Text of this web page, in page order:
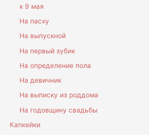
к 9 мая
На пасху
На выпускной
На первый зубик
На определение пола
На девичник
На выписку из роддома
На годовщину свадьбы
Капкейки